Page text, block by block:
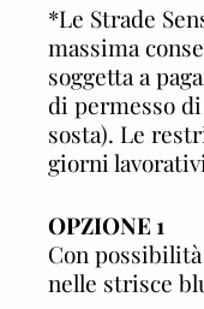
*Le Strade
massima
soggetta a
di permesso
sosta). Le
giorni
OPZIONE 1
Con
nelle strisce